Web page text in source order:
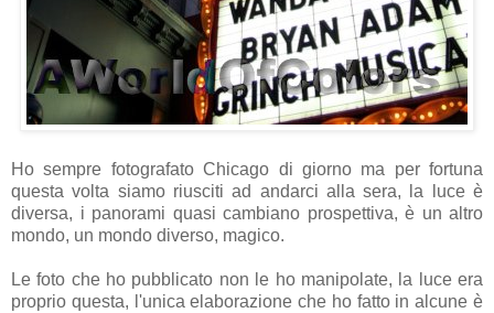
Ho sempre fotografato Chicago di giorno ma per fortuna
questa volta siamo riusciti ad andarci alla sera, la luce è
diversa, i panorami quasi cambiano prospettiva, è un altro
mondo, un mondo diverso, magico.
Le foto che ho pubblicato non le ho manipolate, la luce era
proprio questa, l'unica elaborazione che ho fatto in alcune è